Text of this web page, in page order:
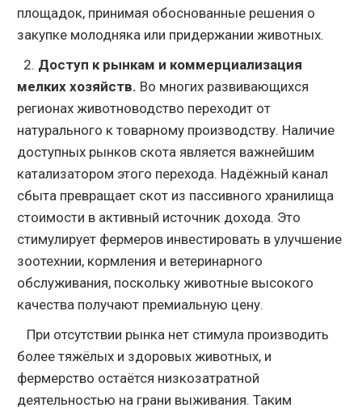
площадок, принимая обоснованные решения о
закупке молодняка или придержании животных.
2. Доступ к рынкам и коммерциализация
мелких хозяйств. Во многих развивающихся
регионах животноводство переходит от
натурального к товарному производству. Наличие
доступных рынков скота является важнейшим
катализатором этого перехода. Надёжный канал
сбыта превращает скот из пассивного хранилища
стоимости в активный источник дохода. Это
стимулирует фермеров инвестировать в улучшение
зоотехнии, кормления и ветеринарного
обслуживания, поскольку животные высокого
качества получают премиальную цену.
При отсутствии рынка нет стимула производить
более тяжёлых и здоровых животных, и
фермерство остаётся низкозатратной
деятельностью на грани выживания. Таким